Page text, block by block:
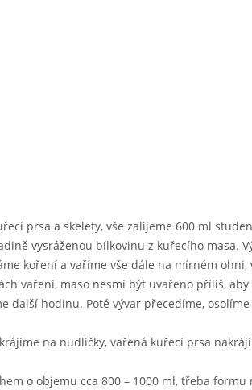
prsa a skelety, vše zalijeme 600 ml
vysráženou bílkovinu z kuřecího masa.
koření a vaříme vše dále na mírném ohni,
vaření, maso nesmí být uvařeno příliš, aby
další hodinu. Poté vývar přecedíme, osolíme
na nudličky, vařená kuřecí prsa
o objemu cca 800 – 1000 ml, třeba formu